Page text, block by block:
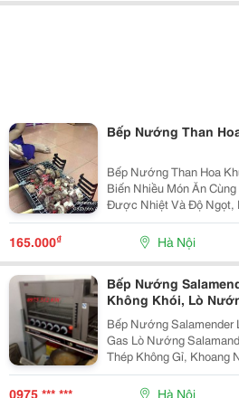
Bếp Nướng Than
Bếp Nướng Than Hoa
Biến Nhiều Món Ăn
Được Nhiệt Và Độ Ngọt,
Chỉ 165.000Đ Lh:
3 Ngách 116 Ngõ 245
165.000₫ Hà Nội
Bếp Nướng
Không Khói, Lò
Bếp Nướng Salamender Lò Nướng Salamander Dùng
Gas Lò Nướng Salamander Dùng Gas Có Bề Mặt Bằng
Thép Không Gỉ, Khoang
Lắp Và Làm Sạch Dầu
Lò Nướng. Lò Nướng
0975 *** *** Hà Nội